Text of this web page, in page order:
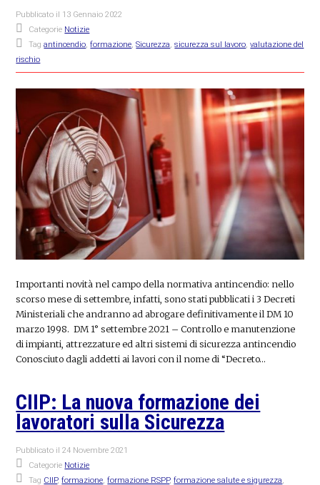
Pubblicato il 13 Gennaio 2022
Categorie Notizie
Tagantincendio,formazione,Sicurezza,sicurezza sul lavoro,valutazione del
rischio
Importanti novità nel campo della normativa antincendio: nello
scorso mese di settembre, infatti, sono stati pubblicati i 3 Decreti
Ministeriali che andranno ad abrogare definitivamente il DM 10
marzo 1998. DM 1° settembre 2021 – Controllo e manutenzione
di impianti, attrezzature ed altri sistemi di sicurezza antincendio
Conosciuto dagli addetti ai lavori con il nome di “Decreto…
CIIP: La nuova formazione dei
lavoratori sulla Sicurezza
Pubblicato il24 Novembre 2021
Categorie Notizie
Tag CIIP,formazione,formazione RSPP,formazione salute e sigurezza,